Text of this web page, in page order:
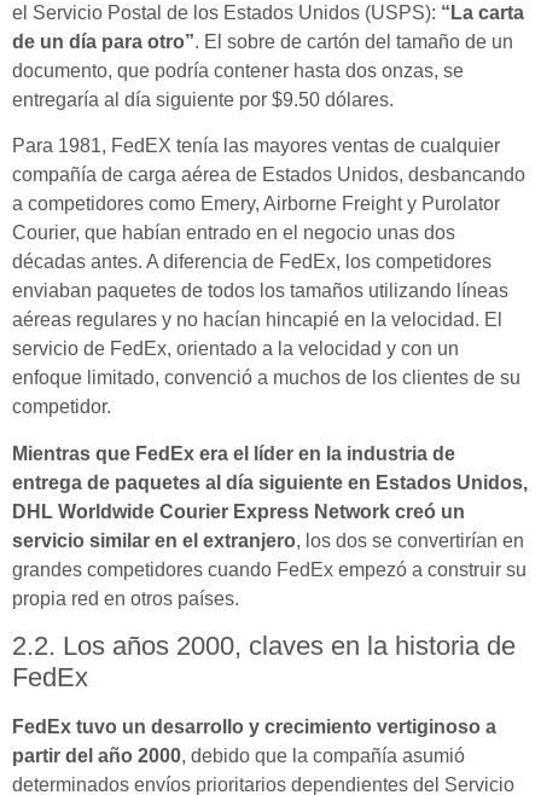
el Servicio Postal de los Estados Unidos (USPS): “La carta
de un día para otro”. El sobre de cartón del tamaño de un
documento, que podría contener hasta dos onzas, se
entregaría al día siguiente por $9.50 dólares.
Para 1981, FedEX tenía las mayores ventas de cualquier
compañía de carga aérea de Estados Unidos, desbancando
a competidores como Emery, Airborne Freight y Purolator
Courier, que habían entrado en el negocio unas dos
décadas antes. A diferencia de FedEx, los competidores
enviaban paquetes de todos los tamaños utilizando líneas
aéreas regulares y no hacían hincapié en la velocidad. El
servicio de FedEx, orientado a la velocidad y con un
enfoque limitado, convenció a muchos de los clientes de su
competidor.
Mientras que FedEx era el líder en la industria de
entrega de paquetes al día siguiente en Estados Unidos,
DHL Worldwide Courier Express Network creó un
servicio similar en el extranjero, los dos se convertirían en
grandes competidores cuando FedEx empezó a construir su
propia red en otros países.
2.2. Los años 2000, claves en la historia de
FedEx
FedEx tuvo un desarrollo y crecimiento vertiginoso a
partir del año 2000, debido que la compañía asumió
determinados envíos prioritarios dependientes del Servicio